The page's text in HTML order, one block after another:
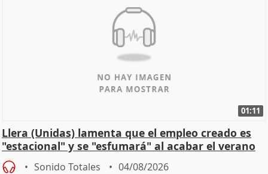
01:11
Llera (Unidas) lamenta que el empleo creado es
"estacional" y se "esfumará" al acabar el verano
Sonido Totales 04/08/2026